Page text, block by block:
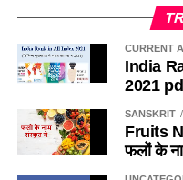
श्रृगालः
सियार
नकुलः
नेवला
तरक्षुः
तेंदुआ
गवयः
नील गाय
पालतू जानवरों के
संस्कृता परिशुद्धा
निगद्यते।
प्राचीने समये एषैव भाषा
[4]सर्वे जना: संस्कृतभाषाम् एव
[5]एषा एव अस्माकं पूर्वजानाम्
CURRENT
India
2021
SANSKRIT
Fruits
फलों के